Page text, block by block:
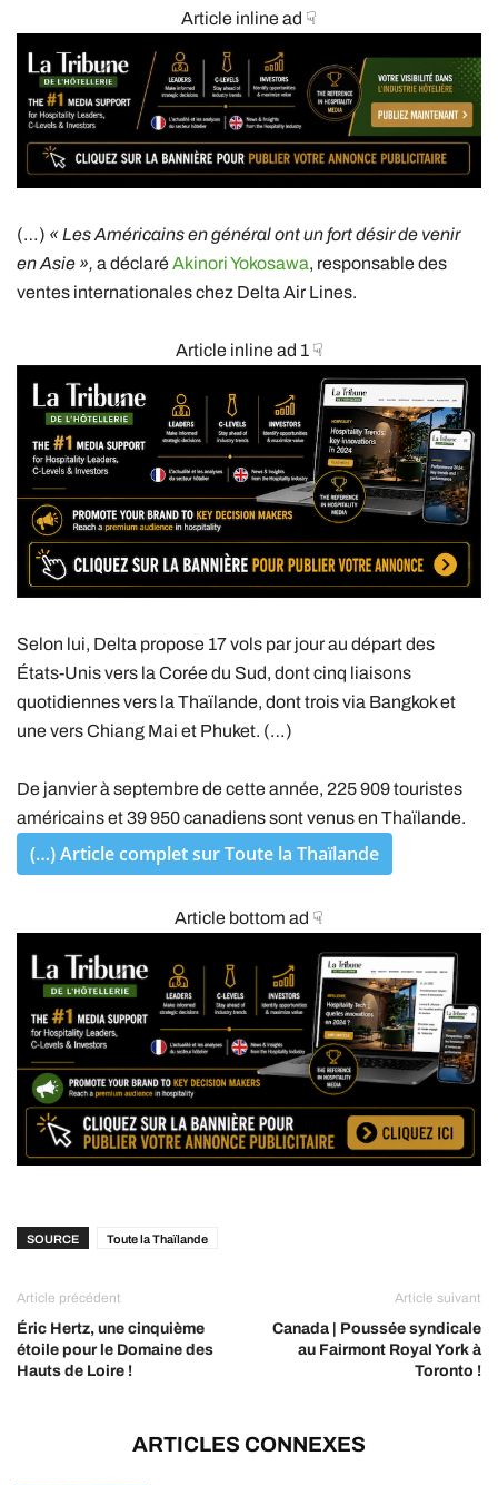
Article inline ad ☟
(…) « Les Américains en général ont un fort désir de venir
en Asie », a déclaréAkinori Yokosawa, responsable des
ventes internationales chez Delta Air Lines.
Article inline ad 1 ☟
Selon lui, Delta propose 17 vols par jour au départ des
États-Unis vers la Corée du Sud, dont cinq liaisons
quotidiennes vers la Thaïlande, dont trois via Bangkok et
une vers Chiang Mai et Phuket. (…)
De janvier à septembre de cette année, 225 909 touristes
américains et 39 950 canadiens sont venus en Thaïlande.
(…) Article complet sur Toute la Thaïlande
Article bottom ad ☟
SOURCE Toute la Thaïlande
Article précédent
Éric Hertz, une cinquième
étoile pour le Domaine des
Hauts de Loire !
Article suivant
Canada | Poussée syndicale
au Fairmont Royal York à
Toronto !
ARTICLES CONNEXES